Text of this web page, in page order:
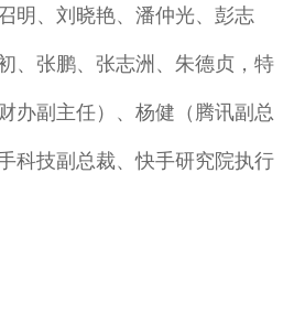
明、刘晓艳、潘仲光、彭志
、张鹏、张志洲、朱德贞，特
办副主任）、杨健（腾讯副总
科技副总裁、快手研究院执行